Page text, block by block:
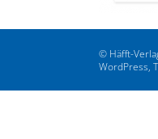
© Häfft-
WordPress,